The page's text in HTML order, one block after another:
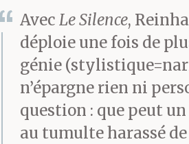
avec elle. Qui
que la douleur
de toutes ces
révolues où j’ai
la médecine. Il y
Avec Le Silence,
déploie une fois de
génie
n’épargne rien ni
question : que peut
au tumulte harassé